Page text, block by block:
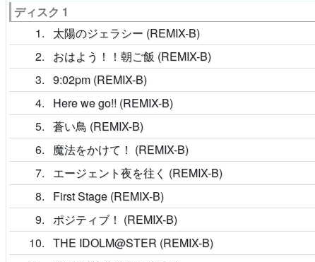
ディスク 1
1
太陽のジェラシー (REMIX-B)
2
おはよう！！朝ご飯 (REMIX-B)
3
9:02pm (REMIX-B)
4
Here we go!! (REMIX-B)
5
蒼い鳥 (REMIX-B)
6
魔法をかけて！ (REMIX-B)
7
エージェント夜を往く (REMIX-B)
8
First Stage (REMIX-B)
9
ポジティブ！ (REMIX-B)
10
THE IDOLM@STER (REMIX-B)